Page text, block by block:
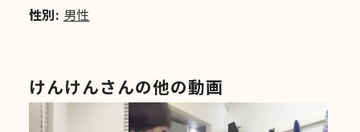
性別: 男性
けんけんさんの他の動画